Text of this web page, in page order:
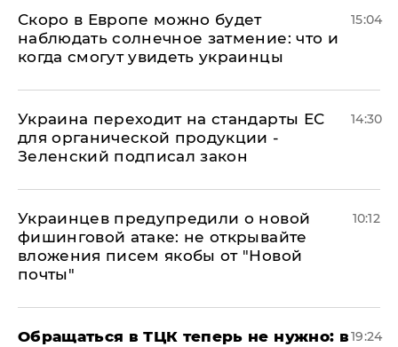
Скоро в Европе можно будет
наблюдать солнечное затмение: что и
когда смогут увидеть украинцы
15:04
Украина переходит на стандарты ЕС
для органической продукции -
Зеленский подписал закон
14:30
Украинцев предупредили о новой
фишинговой атаке: не открывайте
вложения писем якобы от "Новой
почты"
10:12
Обращаться в ТЦК теперь не нужно: в19:24